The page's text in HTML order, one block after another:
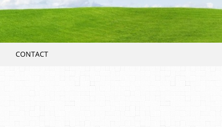
CONTACT